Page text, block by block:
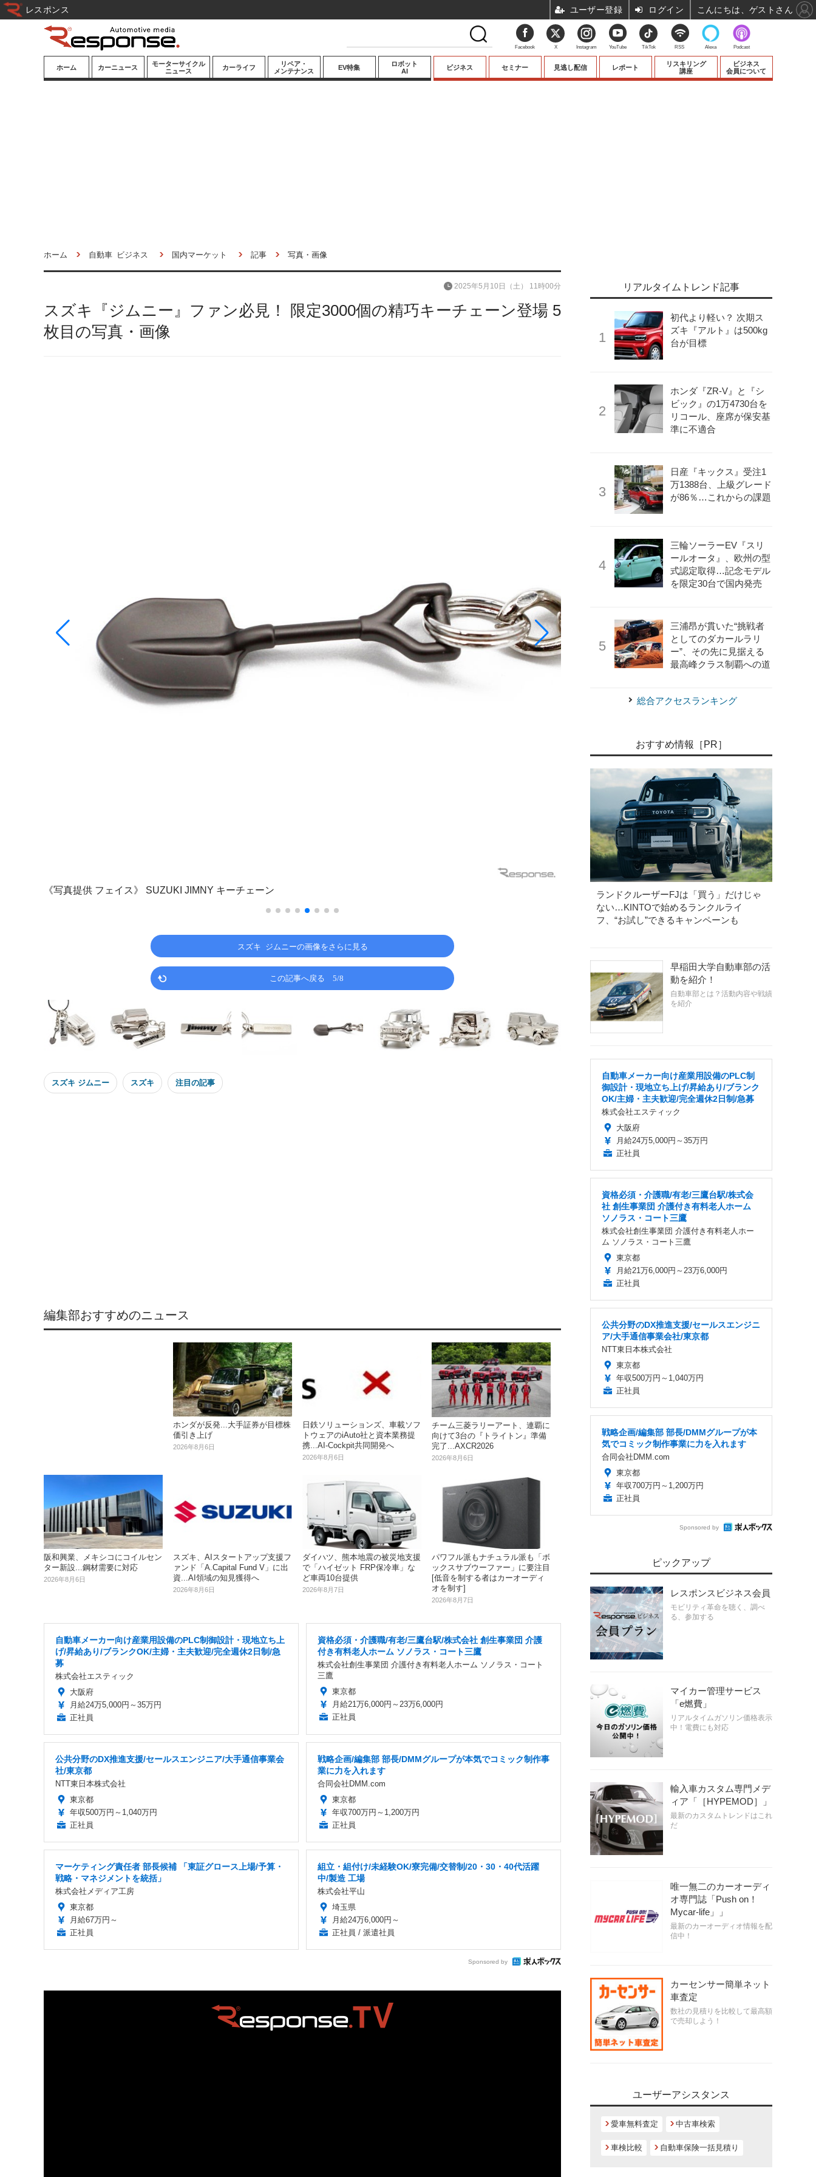
ホーム カーニュース
モーターサイクル
ニュース
カーライフ
リペア・
メンテナンス
EV特集
ロボット
AI
ビジネス セミナー 見逃し配信 レポート
リスキリング
講座
ビジネス
会員について
ホーム 自動車 ビジネス 国内マーケット 記事 写真・画像
スズキ『ジムニー』ファン必見！ 限定3000個の精巧キーチェーン登場 5
枚目の写真・画像
2025年5月10日（土） 11時00分
《写真提供 フェイス》 SUZUKI JIMNY キーチェーン 《写真提供 フェイス》 SUZUKI JIMNY キーチェーン
スズキ ジムニーの画像をさらに見る
この記事へ戻る 5/8
スズキ ジムニー スズキ 注目の記事
編集部おすすめのニュース
ホンダが反発...大手証券が目標株
価引き上げ
2026年8月6日
日鉄ソリューションズ、車載ソフ
トウェアのiAuto社と資本業務提
携...AI-Cockpit共同開発へ
2026年8月6日
チーム三菱ラリーアート、連覇に
向けて3台の『トライトン』準備
完了...AXCR2026
2026年8月6日
阪和興業、メキシコにコイルセン
ター新設...鋼材需要に対応
2026年8月6日
スズキ、AIスタートアップ支援フ
ァンド「A.Capital Fund V」に出
資...AI領域の知見獲得へ
2026年8月6日
ダイハツ、熊本地震の被災地支援
で「ハイゼット FRP保冷車」な
ど車両10台提供
2026年8月7日
パワフル派もナチュラル派も「ボ
ックスサブウーファー」に要注目
[低音を制する者はカーオーディ
オを制す]
2026年8月7日
自動車メーカー向け産業用設備のPLC制御設計・現地立ち上
げ/昇給あり/ブランクOK/主婦・主夫歓迎/完全週休2日制/急
募
株式会社エスティック
大阪府
月給24万5,000円～35万円
正社員
資格必須・介護職/有老/三鷹台駅/株式会社 創生事業団 介護
付き有料老人ホーム ソノラス・コート三鷹
株式会社創生事業団 介護付き有料老人ホーム ソノラス・コート
三鷹
東京都
月給21万6,000円～23万6,000円
正社員
公共分野のDX推進支援/セールスエンジニア/大手通信事業会
社/東京都
NTT東日本株式会社
東京都
年収500万円～1,040万円
正社員
戦略企画/編集部 部長/DMMグループが本気でコミック制作事
業に力を入れます
合同会社DMM.com
東京都
年収700万円～1,200万円
正社員
マーケティング責任者 部長候補 「東証グロース上場/予算・
戦略・マネジメントを統括」
株式会社メディア工房
東京都
月給67万円～
正社員
組立・組付け/未経験OK/寮完備/交替制/20・30・40代活躍
中/製造 工場
株式会社平山
埼玉県
月給24万6,000円～
正社員 / 派遣社員
Sponsored by
リアルタイムトレンド記事
初代より軽い？ 次期ス
ズキ『アルト』は500kg
台が目標
ホンダ『ZR-V』と『シ
ビック』の1万4730台を
リコール、座席が保安基
準に不適合
日産『キックス』受注1
万1388台、上級グレード
が86％…これからの課題
三輪ソーラーEV『スリ
ールオータ』、欧州の型
式認定取得…記念モデル
を限定30台で国内発売
三浦昂が貫いた“挑戦者
としてのダカールラリ
ー”、その先に見据える
最高峰クラス制覇への道
総合アクセスランキング
おすすめ情報［PR］
ランドクルーザーFJは「買う」だけじゃ
ない…KINTOで始めるランクルライ
フ、“お試し”できるキャンペーンも
早稲田大学自動車部の活
動を紹介！
自動車部とは？活動内容や戦績
を紹介
自動車メーカー向け産業用設備のPLC制
御設計・現地立ち上げ/昇給あり/ブランク
OK/主婦・主夫歓迎/完全週休2日制/急募
株式会社エスティック
大阪府
月給24万5,000円～35万円
正社員
資格必須・介護職/有老/三鷹台駅/株式会
社 創生事業団 介護付き有料老人ホーム
ソノラス・コート三鷹
株式会社創生事業団 介護付き有料老人ホー
ム ソノラス・コート三鷹
東京都
月給21万6,000円～23万6,000円
正社員
公共分野のDX推進支援/セールスエンジニ
ア/大手通信事業会社/東京都
NTT東日本株式会社
東京都
年収500万円～1,040万円
正社員
戦略企画/編集部 部長/DMMグループが本
気でコミック制作事業に力を入れます
合同会社DMM.com
東京都
年収700万円～1,200万円
正社員
Sponsored by
ピックアップ
レスポンスビジネス会員
モビリティ革命を聴く、調べ
る、参加する
マイカー管理サービス
「e燃費」
リアルタイムガソリン価格表示
中！電費にも対応
輸入車カスタム専門メデ
ィア「［HYPEMOD］」
最新のカスタムトレンドはこれ
だ
唯一無二のカーオーディ
オ専門誌「Push on！
Mycar-life」」
最新のカーオーディオ情報を配
信中！
カーセンサー簡単ネット
車査定
数社の見積りを比較して最高額
で売却しよう！
ユーザーアシスタンス
愛車無料査定 中古車検索
車検比較 自動車保険一括見積り
Facebook X Instagram YouTube TikTok RSS Alexa Podcast
レスポンス ユーザー登録 ログイン こんにちは、ゲストさん